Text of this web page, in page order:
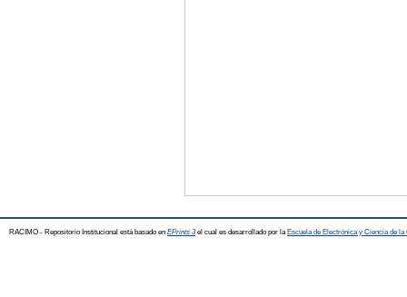
RACIMO - Repositorio Institucional está basado en EPrints 3el cual es desarrollado por la Escuela de Electrónica y Ciencia de la